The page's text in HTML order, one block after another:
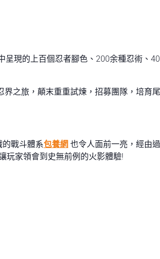
現的上百個忍者腳色、200余種忍術、
之旅，顛末重重試煉，招募團隊，培育尾
戰斗體系包養網 也令人面前一亮，經由
玩家領會到史無前例的火影體驗!